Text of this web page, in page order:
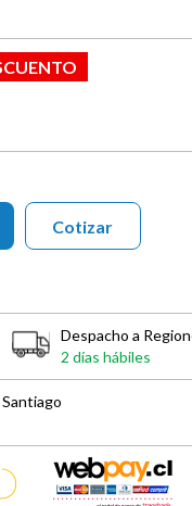
Cotizar
Despacho a
2 días hábiles